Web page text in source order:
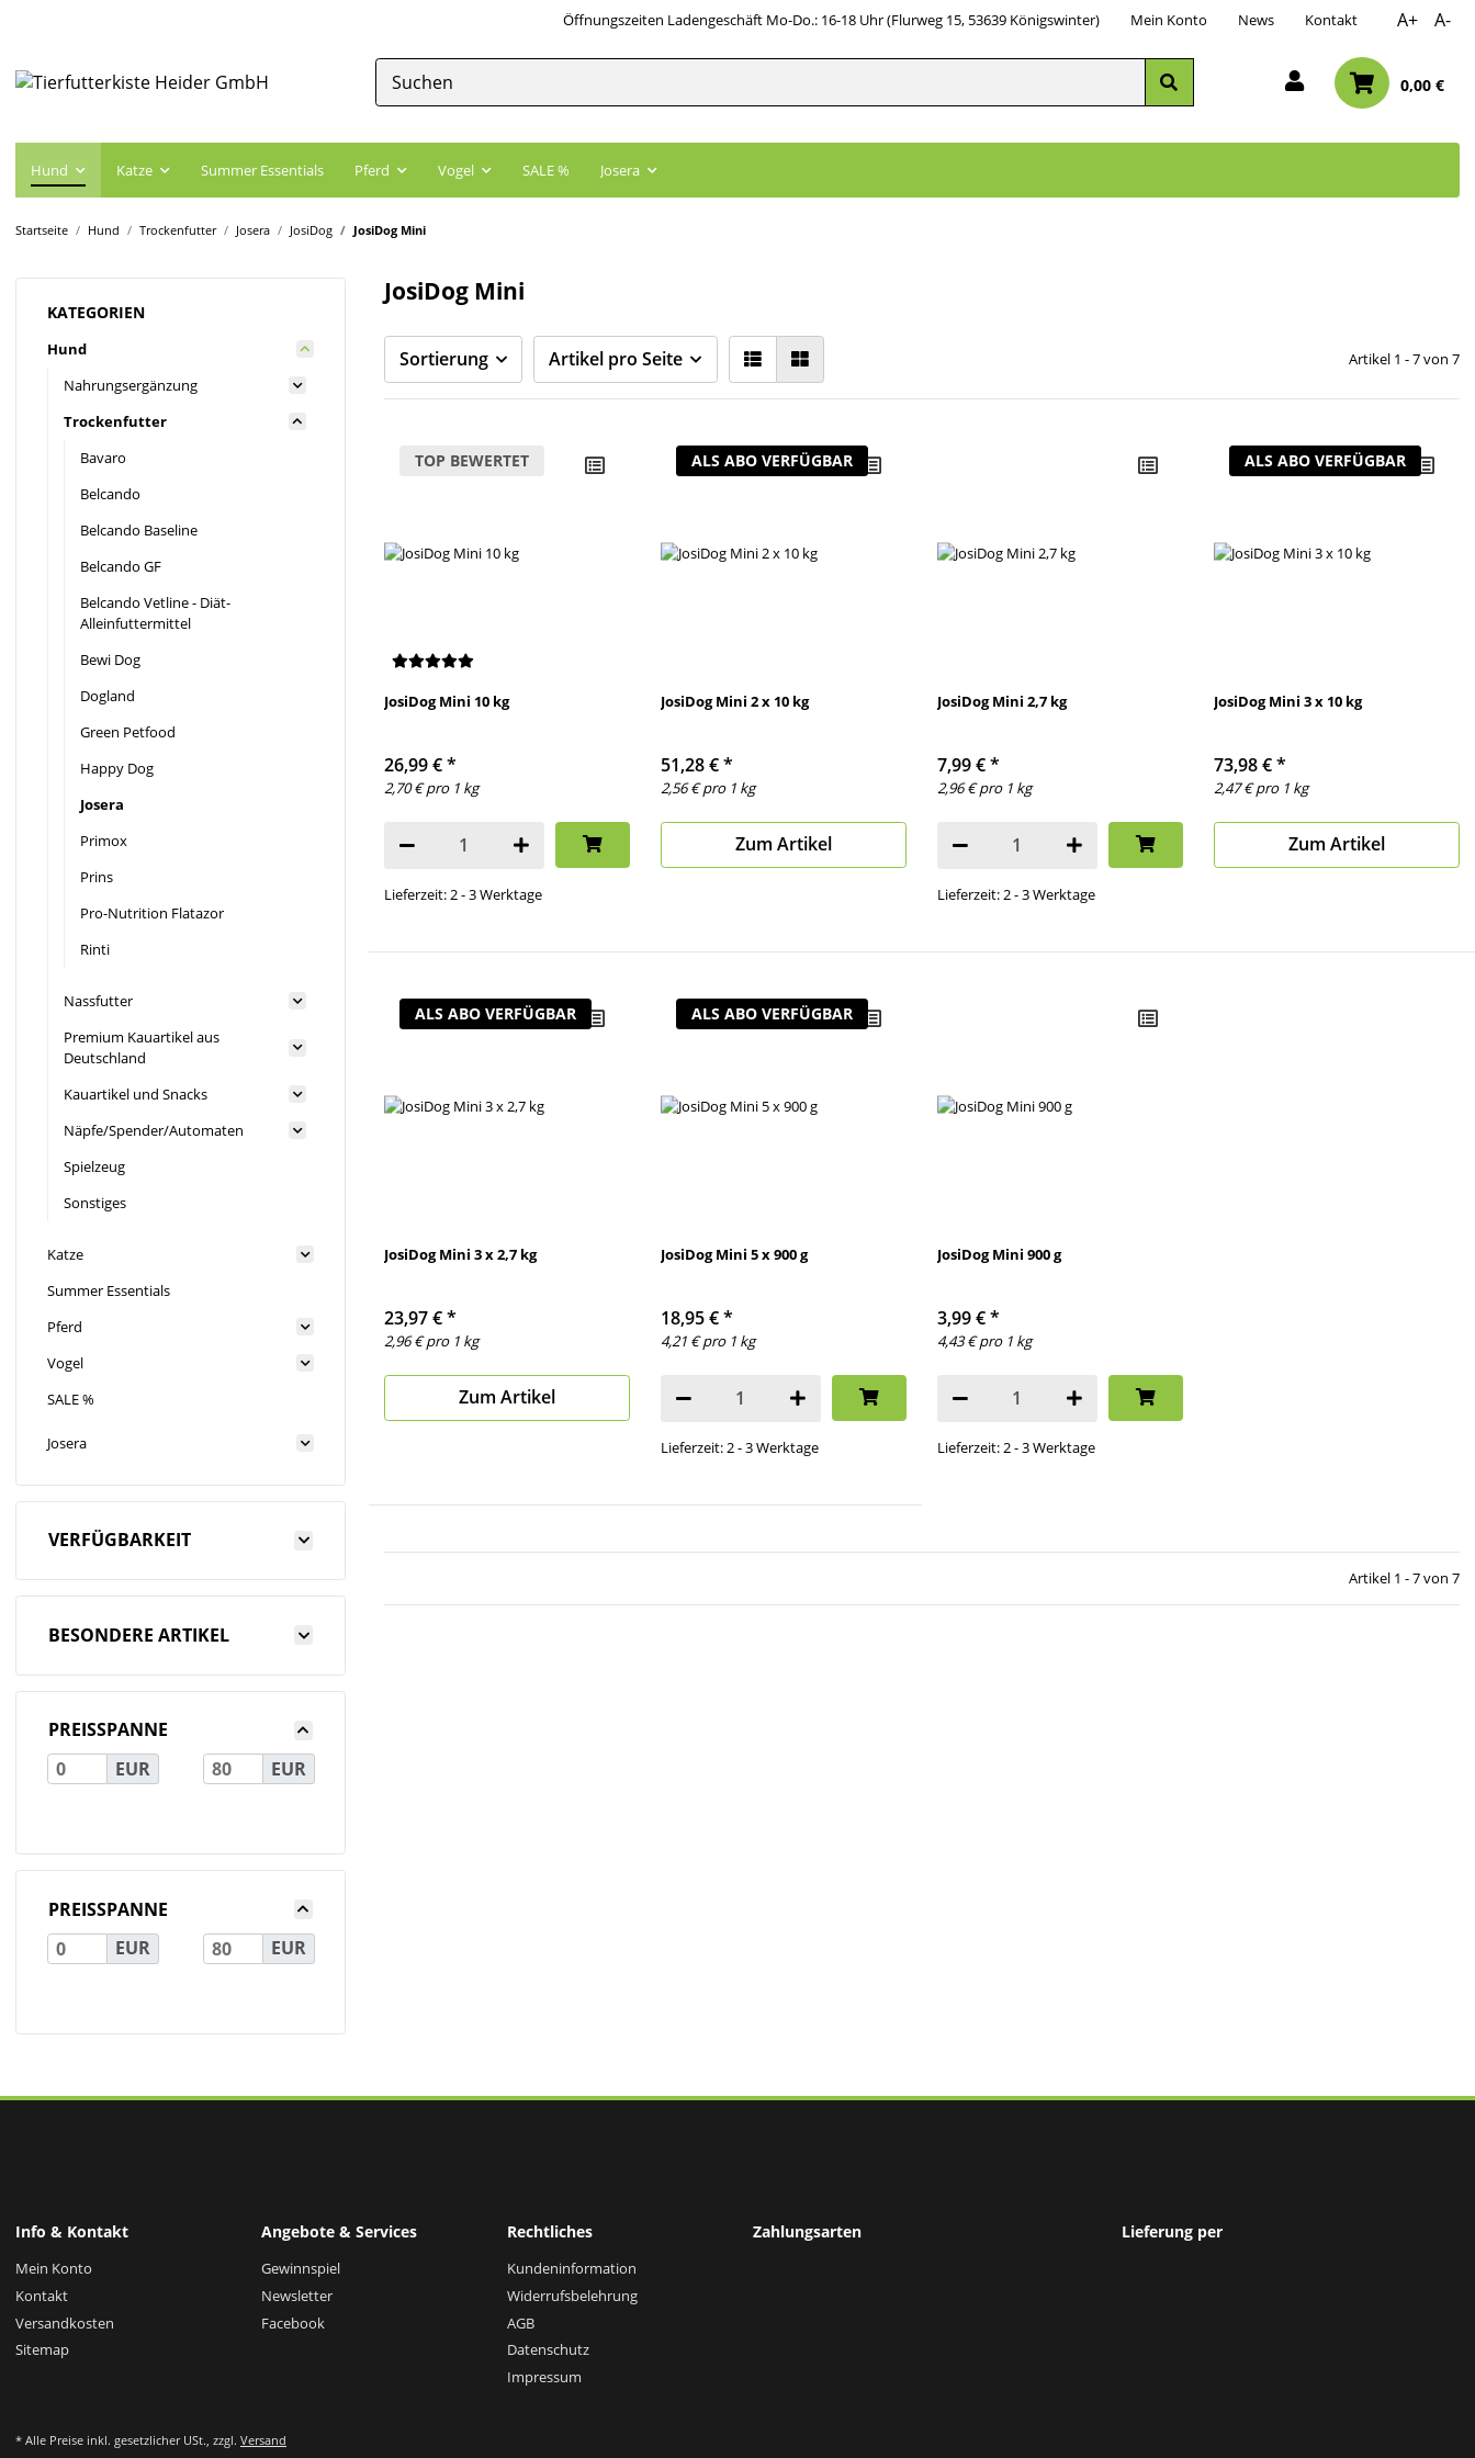
Öffnungszeiten Ladengeschäft Mo-Do.: 16-18 Uhr (Flurweg 15, 53639 Königswinter) Mein Konto News Kontakt A+ A-
0,00 €
Hund Katze Summer Essentials Pferd Vogel SALE % Josera
Startseite Hund Trockenfutter Josera JosiDog JosiDog Mini
JosiDog Mini
Sortierung Artikel pro Seite Artikel 1 - 7 von 7
TOP BEWERTET
JosiDog Mini 10 kg
26,99 €*
2,70 € pro 1 kg
Lieferzeit: 2 - 3 Werktage
ALS ABO VERFÜGBAR
JosiDog Mini 2 x 10 kg
51,28 €*
2,56 € pro 1 kg
Zum Artikel
JosiDog Mini 2,7 kg
7,99 €*
2,96 € pro 1 kg
Lieferzeit: 2 - 3 Werktage
ALS ABO VERFÜGBAR
JosiDog Mini 3 x 10 kg
73,98 €*
2,47 € pro 1 kg
Zum Artikel
ALS ABO VERFÜGBAR
JosiDog Mini 3 x 2,7 kg
23,97 €*
2,96 € pro 1 kg
Zum Artikel
ALS ABO VERFÜGBAR
JosiDog Mini 5 x 900 g
18,95 €*
4,21 € pro 1 kg
Lieferzeit: 2 - 3 Werktage
JosiDog Mini 900 g
3,99 €*
4,43 € pro 1 kg
Lieferzeit: 2 - 3 Werktage
Artikel 1 - 7 von 7
KATEGORIEN
Hund
Nahrungsergänzung
Trockenfutter
Bavaro
Belcando
Belcando Baseline
Belcando GF
Belcando Vetline - Diät-
Alleinfuttermittel
Bewi Dog
Dogland
Green Petfood
Happy Dog
Josera
Primox
Prins
Pro-Nutrition Flatazor
Rinti
Nassfutter
Premium Kauartikel aus
Deutschland
Kauartikel und Snacks
Näpfe/Spender/Automaten
Spielzeug
Sonstiges
Katze
Summer Essentials
Pferd
Vogel
SALE %
Josera
VERFÜGBARKEIT
BESONDERE ARTIKEL
PREISSPANNE
EUR
EUR
PREISSPANNE
EUR
EUR
Info & Kontakt
Mein Konto
Kontakt
Versandkosten
Sitemap
Angebote & Services
Gewinnspiel
Newsletter
Facebook
Rechtliches
Kundeninformation
Widerrufsbelehrung
AGB
Datenschutz
Impressum
Zahlungsarten Lieferung per
* Alle Preise inkl. gesetzlicher USt., zzgl. Versand